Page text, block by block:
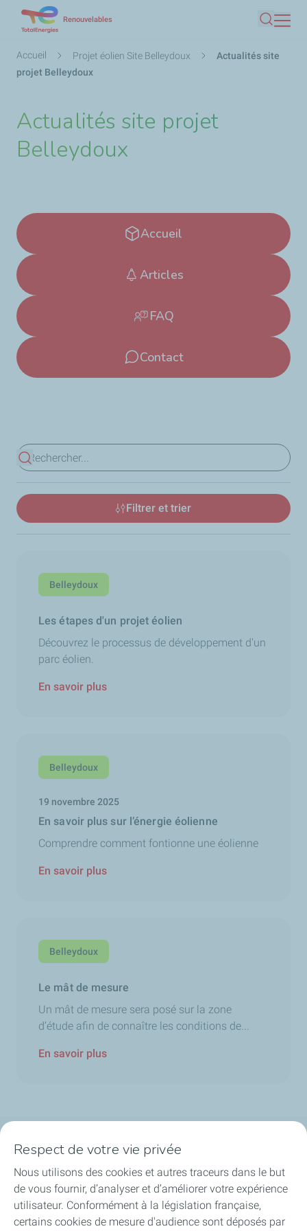
contenu
Renouvelables
Fil
d'Ariane
Accueil Projet éolien Site Belleydoux
Actualités site
projet Belleydoux
Actualités site projet
Belleydoux
Accueil
Articles
FAQ
Contact
Voir les résultats
Filtrer et trier
Belleydoux
Les étapes d'un projet éolien
Découvrez le processus de développement d'un
parc éolien.
En savoir plus
Belleydoux
19 novembre 2025
En savoir plus sur l’énergie éolienne
Comprendre comment fontionne une éolienne
En savoir plus
Belleydoux
Le mât de mesure
Un mât de mesure sera posé sur la zone
d’étude afin de connaître les conditions de...
En savoir plus
La société
Nos métiers
Soyez acteurs
Respect de votre vie privée
Nous utilisons des cookies et autres traceurs dans le but
de vous fournir, d’analyser et d’améliorer votre expérience
utilisateur. Conformément à la législation française,
certains cookies de mesure d'audience sont déposés par